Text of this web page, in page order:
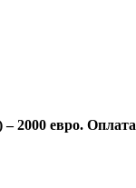
2000 евро.